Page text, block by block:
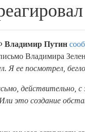
Владимир Путин
Владимира
Я ее посмотрел,
действительно,
это создание